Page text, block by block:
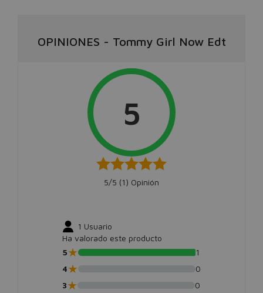
OPINIONES - Tommy Girl Now Edt
5
5/5 (1) Opinión
1 Usuario
Ha valorado este producto
5★
1
4★
0
3★
0